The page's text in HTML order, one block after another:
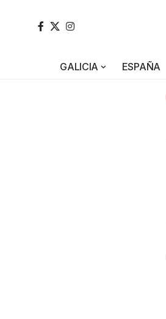
GALICIA ESPAÑA